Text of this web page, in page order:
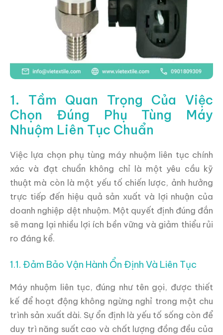
1. Tầm Quan Trọng Của Việc
Chọn Đúng Phụ Tùng Máy
Nhuộm Liên Tục Chuẩn
Việc lựa chọn phụ tùng máy nhuộm liên tục chính
xác và đạt chuẩn không chỉ là một yêu cầu kỹ
thuật mà còn là một yếu tố chiến lược, ảnh hưởng
trực tiếp đến hiệu quả sản xuất và lợi nhuận của
doanh nghiệp dệt nhuộm. Một quyết định đúng đắn
sẽ mang lại nhiều lợi ích bền vững và giảm thiểu rủi
ro đáng kể.
1.1. Đảm Bảo Vận Hành Ổn Định Và Liên Tục
Máy nhuộm liên tục, đúng như tên gọi, được thiết
kế để hoạt động không ngừng nghỉ trong một chu
trình sản xuất dài. Sự ổn định là yếu tố sống còn để
duy trì năng suất cao và chất lượng đồng đều của